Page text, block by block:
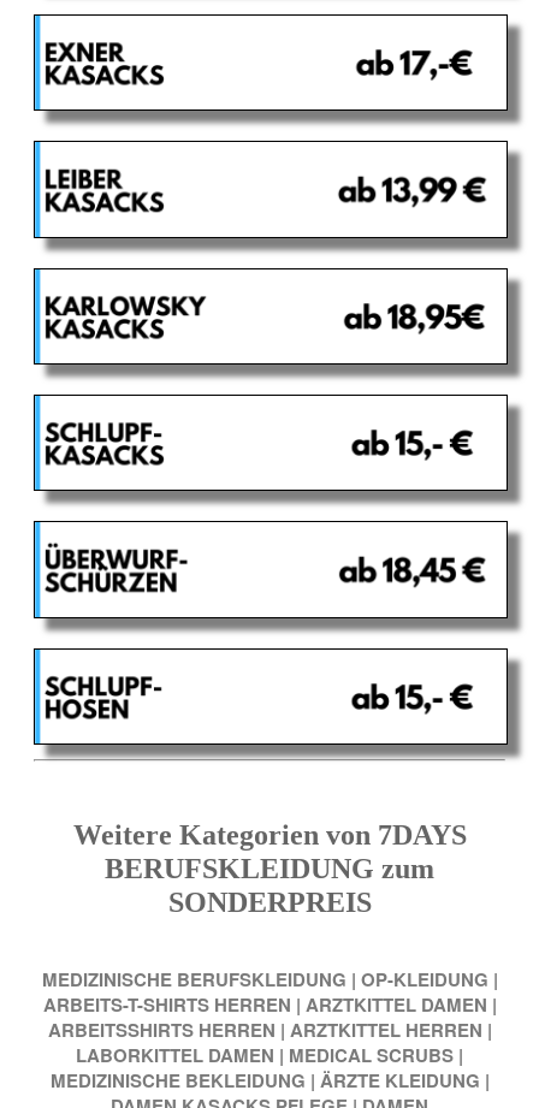
Weitere Kategorien von 7DAYS
BERUFSKLEIDUNG zum
SONDERPREIS
MEDIZINISCHE BERUFSKLEIDUNG | OP-KLEIDUNG |
ARBEITS-T-SHIRTS HERREN | ARZTKITTEL DAMEN |
ARBEITSSHIRTS HERREN | ARZTKITTEL HERREN |
LABORKITTEL DAMEN | MEDICAL SCRUBS |
MEDIZINISCHE BEKLEIDUNG | ÄRZTE KLEIDUNG |